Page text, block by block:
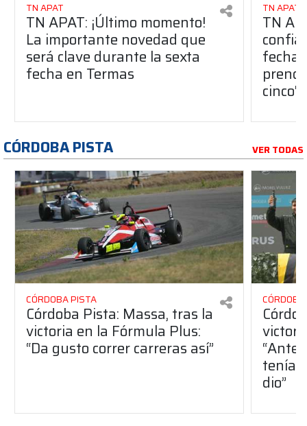
TN APAT
TN APAT: ¡Último momento!
La importante novedad que
será clave durante la sexta
fecha en Termas
TN APAT
TN
fecha
cinco"
CÓRDOBA PISTA VER TODAS
CÓRDOBA PISTA
Córdoba Pista: Massa, tras la
victoria en la Fórmula Plus:
“Da gusto correr carreras así”
dio”